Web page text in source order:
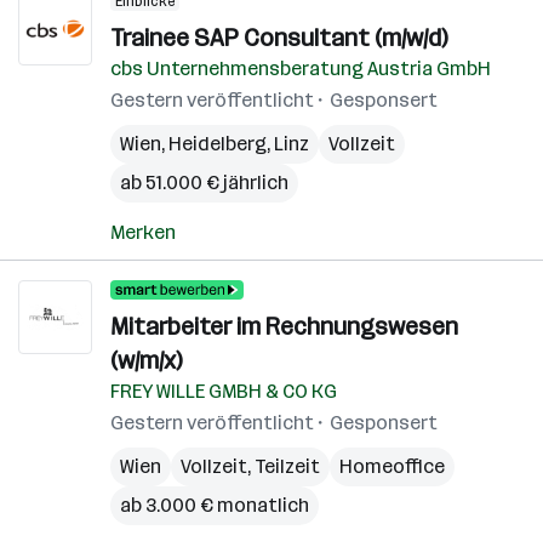
Trainee SAP Consultant (m/w/d)
cbs Unternehmensberatung Austria GmbH
Gestern veröffentlicht
Gesponsert
Wien, Heidelberg, Linz
Vollzeit
ab 51.000 € jährlich
Merken
Mitarbeiter im Rechnungswesen
(w/m/x)
FREY WILLE GMBH & CO KG
Gestern veröffentlicht
Gesponsert
Wien
Vollzeit, Teilzeit
Homeoffice
ab 3.000 € monatlich